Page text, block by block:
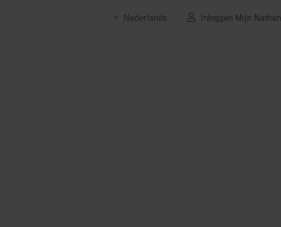
Inloggen Mijn Nathan
Nederlands